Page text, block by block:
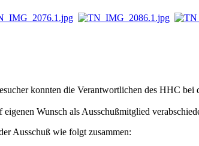
konnten die Verantwortlichen des HHC
Wunsch als Ausschußmitglied
Ausschuß wie folgt zusammen: